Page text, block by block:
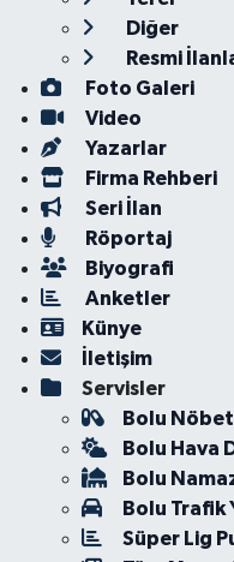
Diğer
Resmi
Foto Galeri
Video
Yazarlar
Firma Rehberi
Seri İlan
Röportaj
Biyografi
Anketler
Künye
İletişim
Servisler
Bolu
Bolu Hava
Bolu
Bolu Trafik
Süper Lig